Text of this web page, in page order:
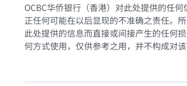
OCBC华侨银行（香港）对此处提供的任
正任何可能在以后显现的不准确之责任。
此处提供的信息而直接或间接产生的任何
何方式使用，仅供参考之用，并不构成对该